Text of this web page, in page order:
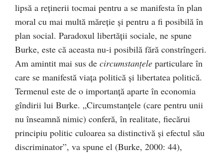
lipsă a reţinerii tocmai pentru a se manifesta în plan
moral cu mai multă măreţie şi pentru a fi posibilă în
plan social. Paradoxul libertăţii sociale, ne spune
Burke, este că aceasta nu-i posibilă fără constrîngeri.
Am amintit mai sus de circumstanţele particulare în
care se manifestă viaţa politică şi libertatea politică.
Termenul este de o importanţă aparte în economia
gîndirii lui Burke. „Circumstanţele (care pentru unii
nu înseamnă nimic) conferă, în realitate, fiecărui
principiu politic culoarea sa distinctivă şi efectul său
discriminator”, va spune el (Burke, 2000: 44),